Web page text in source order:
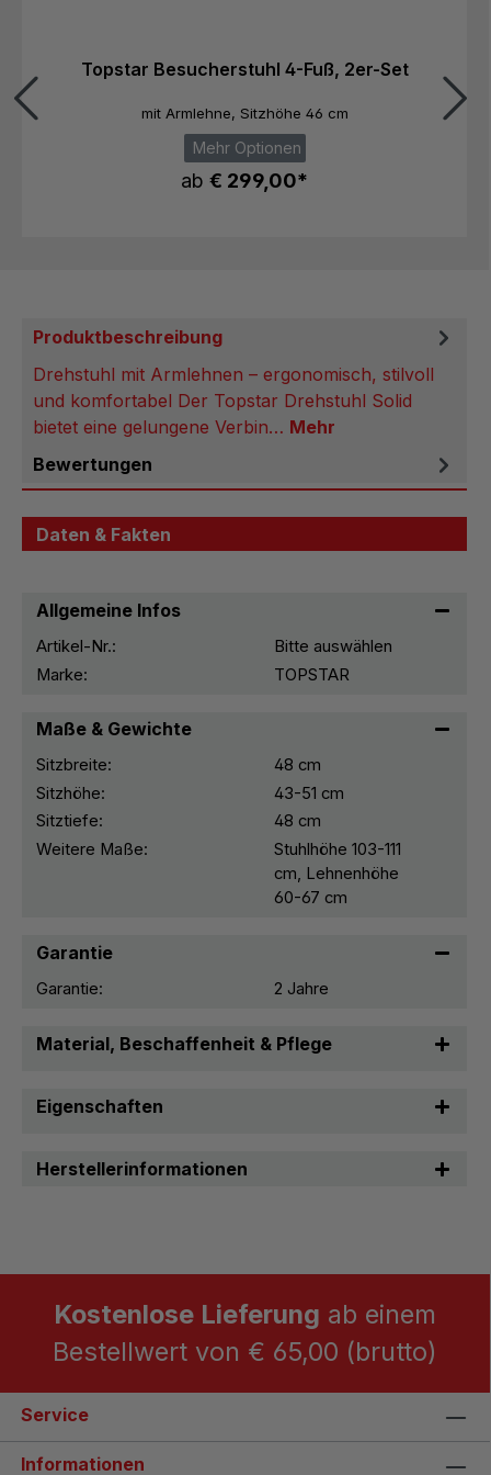
Topstar Besucherstuhl 4-Fuß, 2er-Set
mit Armlehne, Sitzhöhe 46 cm
Mehr Optionen
ab € 299,00*
Produktbeschreibung
Drehstuhl mit Armlehnen – ergonomisch, stilvoll
und komfortabel Der Topstar Drehstuhl Solid
bietet eine gelungene Verbin… Mehr
Bewertungen
Daten & Fakten
Allgemeine Infos
Artikel-Nr.:
Bitte auswählen
Marke:
TOPSTAR
Maße & Gewichte
Sitzbreite:
48 cm
Sitzhöhe:
43-51 cm
Sitztiefe:
48 cm
Weitere Maße:
Stuhlhöhe 103-111
cm, Lehnenhöhe
60-67 cm
Garantie
Garantie: 2 Jahre
Material, Beschaffenheit & Pflege
Eigenschaften
Herstellerinformationen
Kostenlose Lieferung ab einem
Bestellwert von € 65,00 (brutto)
Service
Informationen